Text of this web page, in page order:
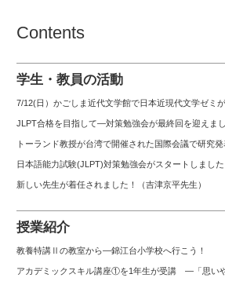
Contents
学生・教員の活動
7/12(日）かごしま近代文学館で日本近現代文学ゼミ
JLPT合格を目指して—対策勉強会が最終回を迎えま
トーランド教授が台湾で開催された国際会議で研究
日本語能力試験(JLPT)対策勉強会がスタートしました
新しい先生が着任されました！（吉津京平先生）
授業紹介
教養特講Ⅱの教室から―錦江台小学校へ行こう！
アカデミックスキル講座①を1年生が受講 ―「思い